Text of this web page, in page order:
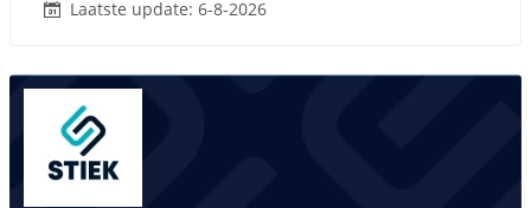
Laatste update: 6-8-2026